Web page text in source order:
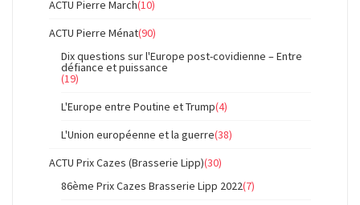
ACTU Pierre March(10)
ACTU Pierre Ménat(90)
Dix questions sur l'Europe post-covidienne – Entre
défiance et puissance
(19)
L'Europe entre Poutine et Trump(4)
L'Union européenne et la guerre(38)
ACTU Prix Cazes (Brasserie Lipp)(30)
86ème Prix Cazes Brasserie Lipp 2022(7)